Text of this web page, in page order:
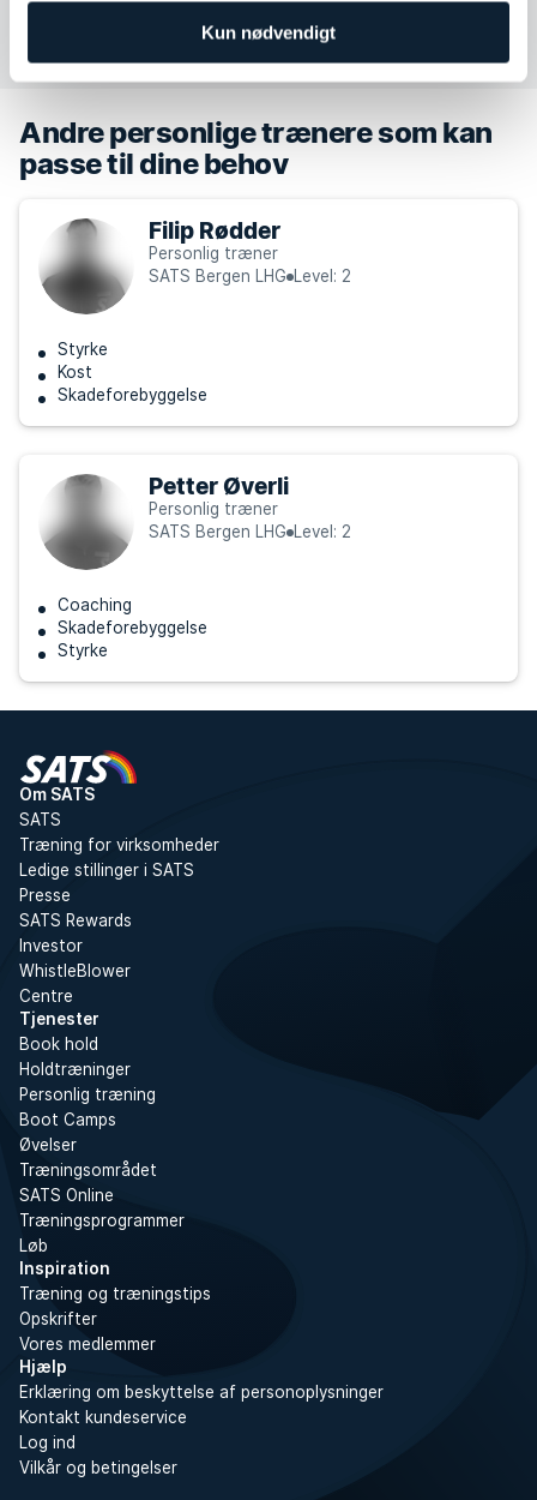
Kun nødvendigt
Kontakt Benedicte Nesheim Haukås
Andre personlige trænere som kan
passe til dine behov
Filip Rødder
Personlig træner
SATS Bergen LHG
Level: 2
Styrke
Kost
Skadeforebyggelse
Petter Øverli
Personlig træner
SATS Bergen LHG
Level: 2
Coaching
Skadeforebyggelse
Styrke
Om SATS
SATS
Træning for virksomheder
Ledige stillinger i SATS
Presse
SATS Rewards
Investor
WhistleBlower
Centre
Tjenester
Book hold
Holdtræninger
Personlig træning
Boot Camps
Øvelser
Træningsområdet
SATS Online
Træningsprogrammer
Løb
Inspiration
Træning og træningstips
Opskrifter
Vores medlemmer
Hjælp
Erklæring om beskyttelse af personoplysninger
Kontakt kundeservice
Log ind
Vilkår og betingelser